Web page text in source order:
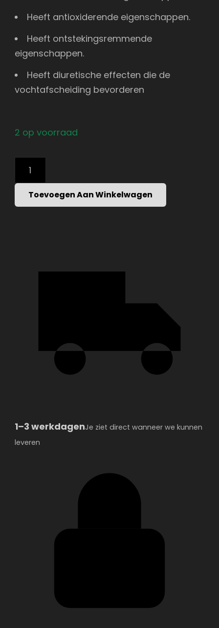
Heeft antioxiderende eigenschappen.
Heeft ontstekingsremmende
eigenschappen.
Heeft diuretische effecten die de
vochtafscheiding bevorderen
2 op voorraad
KIDNEY
SUPPORT
COMPLEX
Toevoegen Aan Winkelwagen
1–3 werkdagenJe ziet direct wanneer we kunnen
leveren